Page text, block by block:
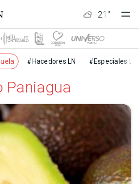
21 °
#Hacedores LN #Especiales LN
Paniagua